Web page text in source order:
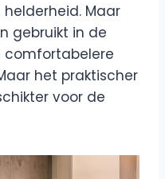
Maar
gebruikt in de
comfortabelere
het praktischer
voor de